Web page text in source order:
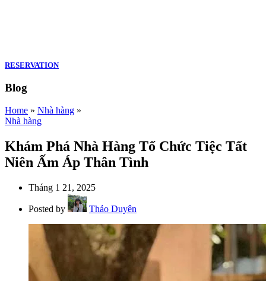
RESERVATION
Blog
Home » Nhà hàng »
Nhà hàng
Khám Phá Nhà Hàng Tổ Chức Tiệc Tất
Niên Ấm Áp Thân Tình
Tháng 1 21, 2025
Posted by Thảo Duyên